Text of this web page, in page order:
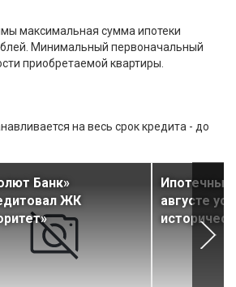
максимальная сумма ипотеки
Минимальный первоначальный
приобретаемой квартиры.
на весь срок кредита - до
Банк»
ЖК
августе